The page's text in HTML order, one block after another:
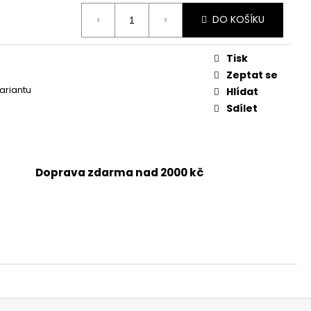
DO KOŠÍKU
Tisk
Zeptat se
Hlídat
Sdílet
Doprava zdarma nad 2000 kč